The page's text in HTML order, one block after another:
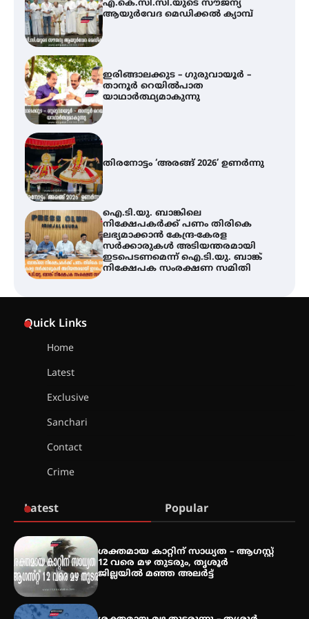
എ.കെ.സി.സി.യുടെ സൗജന്യ
ആയുർവേദ മെഡിക്കൽ ക്യാമ്പ്
ഇരിങ്ങാലക്കുട – ഗുരുവായൂർ –
താനൂർ റെയിൽപാത
യാഥാർത്ഥ്യമാകുന്നു
തിരനോട്ടം ‘അരങ്ങ് 2026’ ഉണർന്നു
ഐ.ടി.യു. ബാങ്കിലെ
നിക്ഷേപകർക്ക് പണം തിരികെ
ലഭ്യമാക്കാൻ കേന്ദ്ര-കേരള
സർക്കാരുകൾ അടിയന്തരമായി
ഇടപെടണമെന്ന് ഐ.ടി.യു. ബാങ്ക്
നിക്ഷേപക സംരക്ഷണ സമിതി
താനൂർ റെയിൽപാത
യാഥാർത്ഥ്യമാകുന്നു
Quick Links
Home
Latest
Exclusive
Sanchari
Contact
Crime
Latest Popular
ശക്തമായ കാറ്റിന് സാധ്യത – ആഗസ്റ്റ്
12 വരെ മഴ തുടരും, തൃശൂർ
ജില്ലയിൽ മഞ്ഞ അലർട്ട്